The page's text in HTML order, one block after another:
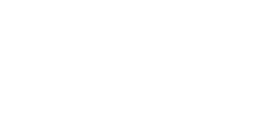
MwSt.), abhängig von der Entfernung. Der Techniker
mitteilen. Sollte es zu einer Reparatur kommen, wird
eine Reparatur oder Wartung!